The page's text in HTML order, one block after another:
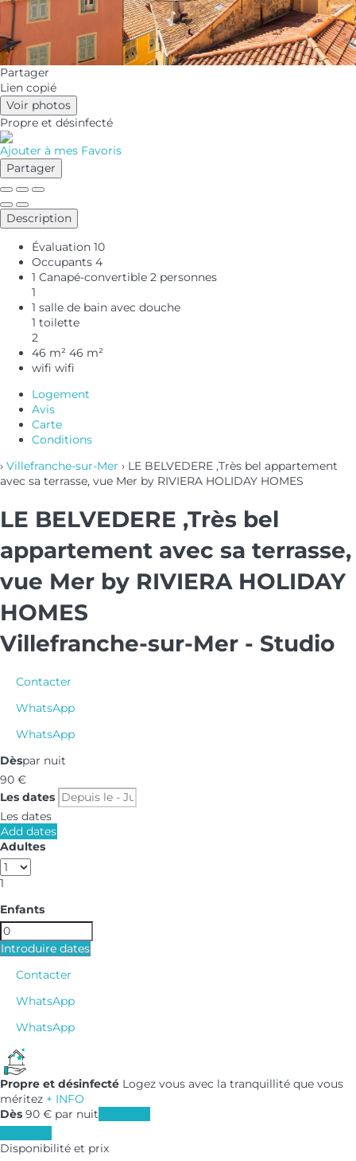
Partager
Lien copié
Voir photos
Propre et désinfecté
Ajouter à mes Favoris
Partager
Description
Évaluation 10
Occupants 4
1 Canapé-convertible 2 personnes
1
1 salle de bain avec douche
1 toilette
2
46 m² 46 m²
wifi wifi
Logement
Avis
Carte
Conditions
› Villefranche-sur-Mer › LE BELVEDERE ,Très bel appartement
avec sa terrasse, vue Mer by RIVIERA HOLIDAY HOMES
LE BELVEDERE ,Très bel
appartement avec sa terrasse,
vue Mer by RIVIERA HOLIDAY
HOMES
Villefranche-sur-Mer - Studio
Contacter
WhatsApp
WhatsApp
Dèspar nuit
90 €
Les dates
Les dates
Add dates
Adultes
1
Enfants
Introduire dates
Contacter
WhatsApp
WhatsApp
Propre et désinfecté Logez vous avec la tranquillité que vous
méritez + INFO
Dès 90 € par nuit
Disponibilité et prix